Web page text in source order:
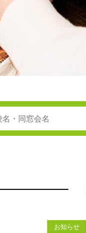
お知らせ